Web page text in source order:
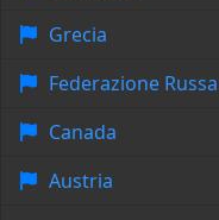
Grecia
Federazione Russa
Canada
Austria